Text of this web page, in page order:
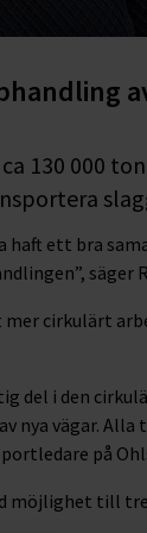
130 000
haft ett bra
säger
cirkulärt
del i den
nya vägar.
på
möjlighet till